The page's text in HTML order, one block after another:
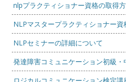
nlpプラクティショナー資格の取得
NLPマスタープラクティショナー資
NLPセミナーの詳細について
発達障害コミュニケーション初級